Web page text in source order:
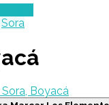
Sora
Boyacá